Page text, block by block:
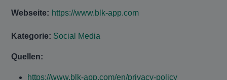
Webseite: https://www.blk-app.com
Kategorie: Social Media
Quellen:
https://www.blk-app.com/en/privacy-policy